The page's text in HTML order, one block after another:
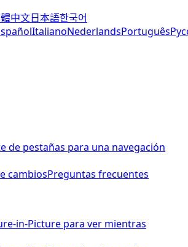
中文日本語한국어
ItalianoNederlandsPortuguês
de pestañas para una navegación
cambiosPreguntas frecuentes
in-Picture para ver mientras